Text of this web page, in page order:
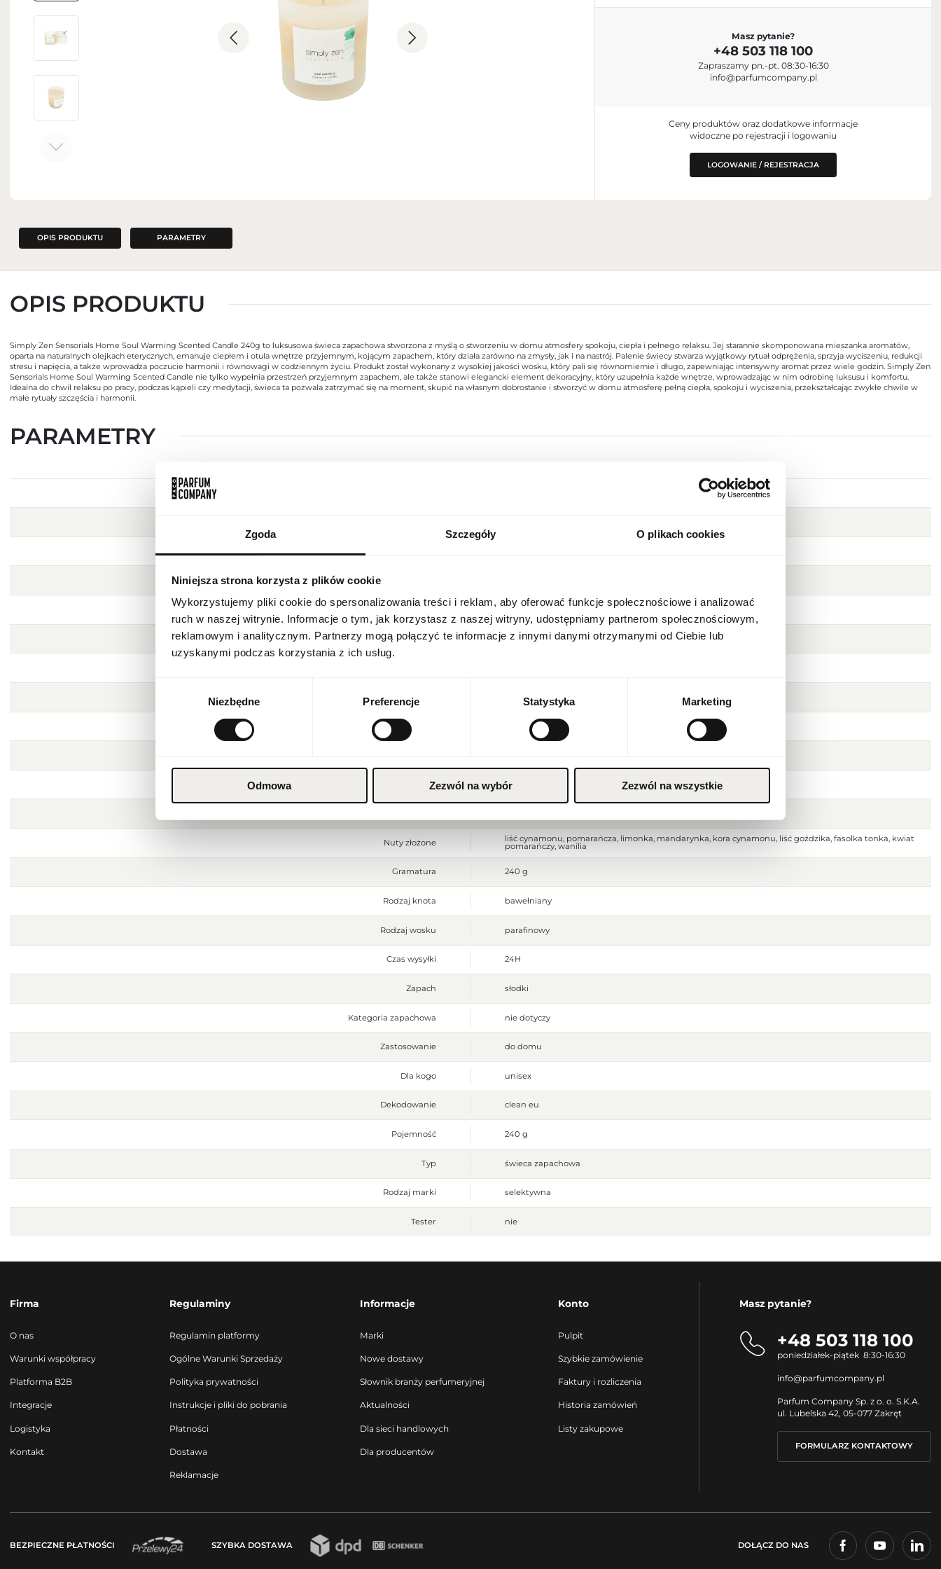
Zgoda Szczegóły O plikach cookies
Niniejsza strona korzysta z plików cookie
Wykorzystujemy pliki cookie do spersonalizowania treści i reklam, aby oferować funkcje społecznościowe i analizować
ruch w naszej witrynie. Informacje o tym, jak korzystasz z naszej witryny, udostępniamy partnerom społecznościowym,
reklamowym i analitycznym. Partnerzy mogą połączyć te informacje z innymi danymi otrzymanymi od Ciebie lub
uzyskanymi podczas korzystania z ich usług.
Wybór
Niezbędne Preferencje Statystyka Marketing
Odmowa Zezwól na wybór Zezwól na wszystkie
ZAPACHY DO WNĘTRZ
Masz pytanie?
+48 503 118 100
Zapraszamy pn.-pt. 08:30-16:30
info@parfumcompany.pl
Ceny produktów oraz dodatkowe informacje
widoczne po rejestracji i logowaniu
LOGOWANIE / REJESTRACJA
OPIS PRODUKTU PARAMETRY
OPIS PRODUKTU
Simply Zen Sensorials Home Soul Warming Scented Candle 240g to luksusowa świeca zapachowa stworzona z myślą o stworzeniu w domu atmosfery spokoju, ciepła i pełnego relaksu. Jej starannie skomponowana mieszanka aromatów,
oparta na naturalnych olejkach eterycznych, emanuje ciepłem i otula wnętrze przyjemnym, kojącym zapachem, który działa zarówno na zmysły, jak i na nastrój. Palenie świecy stwarza wyjątkowy rytuał odprężenia, sprzyja wyciszeniu, redukcji
stresu i napięcia, a także wprowadza poczucie harmonii i równowagi w codziennym życiu. Produkt został wykonany z wysokiej jakości wosku, który pali się równomiernie i długo, zapewniając intensywny aromat przez wiele godzin. Simply Zen
Sensorials Home Soul Warming Scented Candle nie tylko wypełnia przestrzeń przyjemnym zapachem, ale także stanowi elegancki element dekoracyjny, który uzupełnia każde wnętrze, wprowadzając w nim odrobinę luksusu i komfortu.
Idealna do chwil relaksu po pracy, podczas kąpieli czy medytacji, świeca ta pozwala zatrzymać się na moment, skupić na własnym dobrostanie i stworzyć w domu atmosferę pełną ciepła, spokoju i wyciszenia, przekształcając zwykłe chwile w
małe rytuały szczęścia i harmonii.
PARAMETRY
Stan opakowania oryginalne
Stan produktu nowy
Wysokość opakowania [mm]
Głębokość opakowania [mm]
Jednostka produktu szt.
Nuty złożone liść cynamonu, pomarańcza, limonka, mandarynka, kora cynamonu, liść goździka, fasolka tonka, kwiat
pomarańczy, wanilia
Gramatura 240 g
Rodzaj knota bawełniany
Rodzaj wosku parafinowy
Czas wysyłki 24H
Zapach słodki
Kategoria zapachowa nie dotyczy
Zastosowanie do domu
Dla kogo unisex
Dekodowanie clean eu
Pojemność 240 g
Typ świeca zapachowa
Rodzaj marki selektywna
Tester nie
Firma
O nas
Warunki współpracy
Platforma B2B
Integracje
Logistyka
Kontakt
Regulaminy
Regulamin platformy
Ogólne Warunki Sprzedaży
Polityka prywatności
Instrukcje i pliki do pobrania
Płatności
Dostawa
Reklamacje
Informacje
Marki
Nowe dostawy
Słownik branży perfumeryjnej
Aktualności
Dla sieci handlowych
Dla producentów
Konto
Pulpit
Szybkie zamówienie
Faktury i rozliczenia
Historia zamówień
Listy zakupowe
Masz pytanie?
+48 503 118 100
poniedziałek-piątek 8:30-16:30
info@parfumcompany.pl
Parfum Company Sp. z o. o. S.K.A.
ul. Lubelska 42, 05-077 Zakręt
FORMULARZ KONTAKTOWY
BEZPIECZNE PŁATNOŚCI SZYBKA DOSTAWA DOŁĄCZ DO NAS
USTAWIENIA REGIONALNE
Lokalizacja
Polska
Język
ZAPISZ